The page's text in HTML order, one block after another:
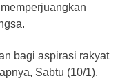
bagi aspirasi rakyat
Sabtu (10/1).